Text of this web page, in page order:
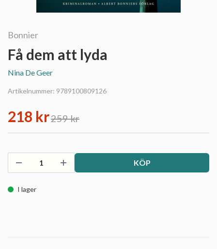
Bonnier
Få dem att lyda
Nina De Geer
Artikelnummer: 9789100809126
218 kr259 kr
KÖP
I lager